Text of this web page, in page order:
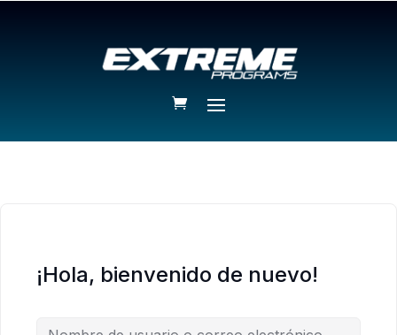
¡Hola, bienvenido de nuevo!